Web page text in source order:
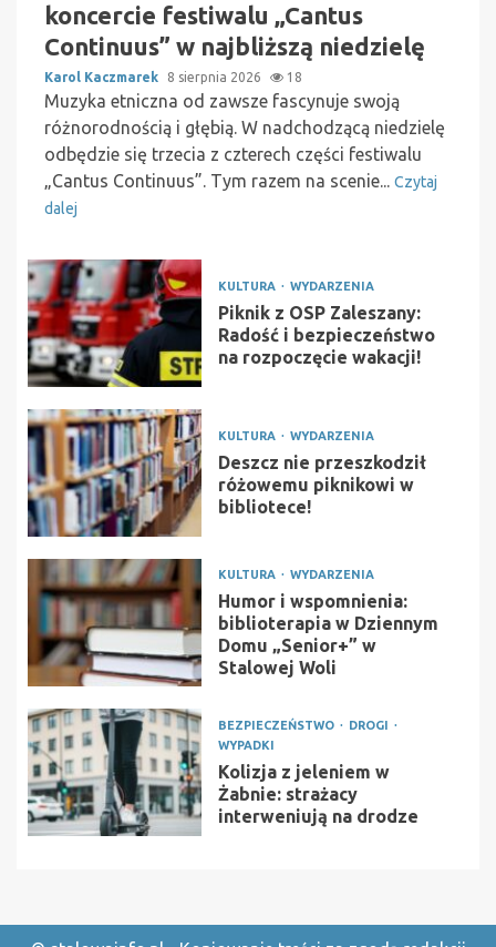
koncercie festiwalu „Cantus
Continuus” w najbliższą niedzielę
Karol Kaczmarek 8 sierpnia 2026 18
Muzyka etniczna od zawsze fascynuje swoją
różnorodnością i głębią. W nadchodzącą niedzielę
odbędzie się trzecia z czterech części festiwalu
„Cantus Continuus”. Tym razem na scenie... Czytaj
dalej
KULTURA WYDARZENIA
Piknik z OSP Zaleszany:
Radość i bezpieczeństwo
na rozpoczęcie wakacji!
KULTURA WYDARZENIA
Deszcz nie przeszkodził
różowemu piknikowi w
bibliotece!
KULTURA WYDARZENIA
Humor i wspomnienia:
biblioterapia w Dziennym
Domu „Senior+” w
Stalowej Woli
BEZPIECZEŃSTWO
DROGI
WYPADKI
Kolizja z jeleniem w
Żabnie: strażacy
interweniują na drodze